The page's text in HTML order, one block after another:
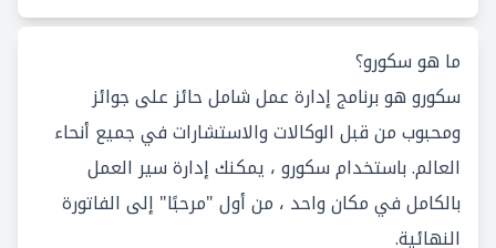
ما هو سكورو؟
سكورو هو برنامج إدارة عمل شامل حائز على جوائز
ومحبوب من قبل الوكالات والاستشارات في جميع أنحاء
العالم. باستخدام سكورو ، يمكنك إدارة سير العمل
بالكامل في مكان واحد ، من أول "مرحبًا" إلى الفاتورة
النهائية.